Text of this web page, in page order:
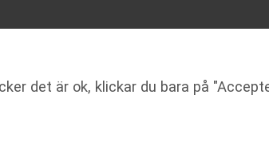
det är ok, klickar du bara på